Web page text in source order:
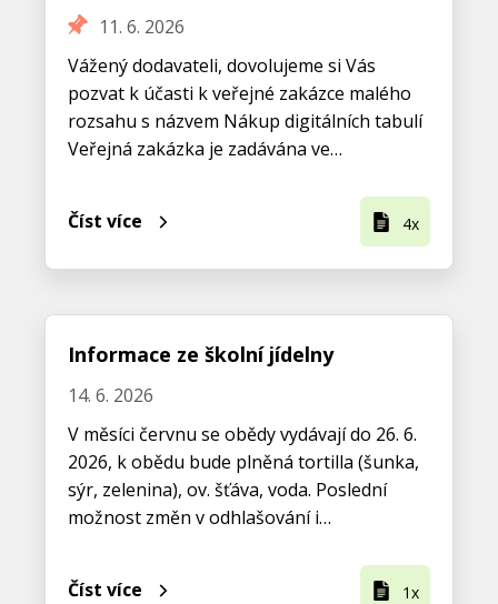
11. 6. 2026
Vážený dodavateli, dovolujeme si Vás
pozvat k účasti k veřejné zakázce malého
rozsahu s názvem Nákup digitálních tabulí
Veřejná zakázka je zadávána ve…
Číst více 4x
Informace ze školní jídelny
14. 6. 2026
V měsíci červnu se obědy vydávají do 26. 6.
2026, k obědu bude plněná tortilla (šunka,
sýr, zelenina), ov. šťáva, voda. Poslední
možnost změn v odhlašování i…
Číst více 1x